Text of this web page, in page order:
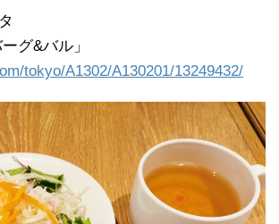
グ&バル」
tokyo/A1302/A130201/13249432/